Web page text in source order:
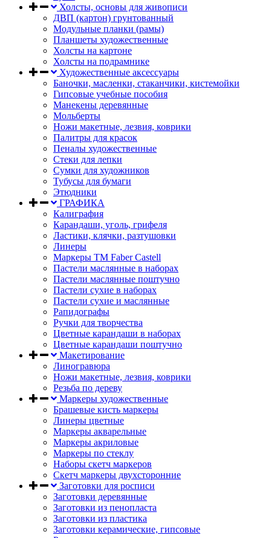
Холсты, основы для живописи
ДВП (картон) грунтованный
Модульные планки (рамы)
Планшеты художественные
Холсты на картоне
Холсты на подрамнике
Художественные аксессуары
Баночки, масленки, стаканчики, кистемойки
Гипсовые учебные пособия
Манекены деревянные
Мольберты
Ножи макетные, лезвия, коврики
Палитры для красок
Пеналы художественные
Стеки для лепки
Сумки для художников
Тубусы для бумаги
Этюдники
ГРАФИКА
Калиграфия
Карандаши, уголь, грифеля
Ластики, клячки, разтушовки
Линеры
Маркеры TM Faber Castell
Пастели маслянные в наборах
Пастели маслянные поштучно
Пастели сухие в наборах
Пастели сухие и маслянные
Рапидографы
Ручки для творчества
Цветные карандаши в наборах
Цветные карандаши поштучно
Макетирование
Линогравюра
Ножи макетные, лезвия, коврики
Резьба по дереву
Маркеры художественные
Брашевые кисть маркеры
Линеры цветные
Маркеры акварельные
Маркеры акриловые
Маркеры по стеклу
Наборы скетч маркеров
Скетч маркеры двухсторонние
Заготовки для росписи
Заготовки деревянные
Заготовки из пенопласта
Заготовки из пластика
Заготовки керамические, гипсовые